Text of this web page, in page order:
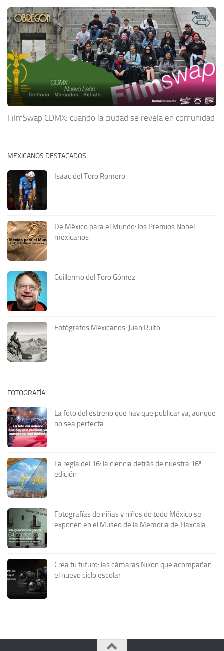
FilmSwap CDMX: cuando la ciudad se revela en comunidad
MEXICANOS DESTACADOS
Isaac del Toro Romero
De México para el Mundo: los Premios Nobel
mexicanos
Guillermo del Toro Gómez
Fotógrafos Mexicanos: Juan Rulfo
FOTOGRAFÍA
La foto del estreno que hay que publicar ya, aunque
no sea perfecta
La regla del 16: la ciencia detrás de nuestra 16ª
edición
Fotografías de niñas y niños de todo México se
exponen en el Museo de la Memoria de Tlaxcala
Crea tu futuro: las cámaras Nikon que acompañan
el nuevo ciclo escolar